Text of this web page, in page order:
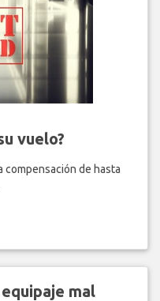
vuelo?
compensación de hasta
mal